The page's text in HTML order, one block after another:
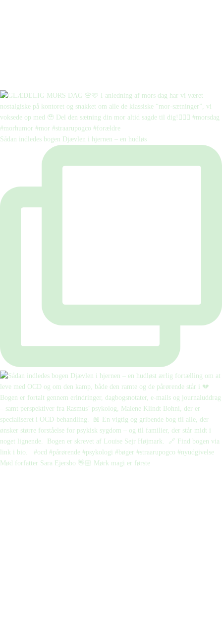
Sådan indledes bogen Djævlen i hjernen – en hudløs
Mød forfatter Sara Ejersbo 👋🏼 Mørk magi er første